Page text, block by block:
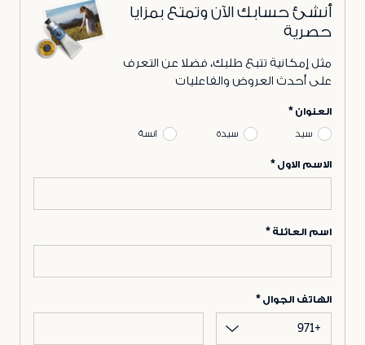
أنشئ حسابك الآن وتمتع بمزايا
حصرية
مثل إمكانية تتبع طلبك، فضلا عن التعرف
على أحدث العروض والفاعليات
العنوان
سيد سيدة انسة
الاسم الاول
اسم العائلة
الهاتف الجوال
+971